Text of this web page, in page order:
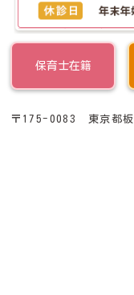
保育士在籍
〒175-0083 東京都板